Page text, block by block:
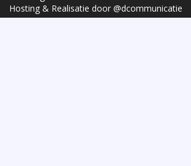
Hosting & Realisatie door @dcommunicatie